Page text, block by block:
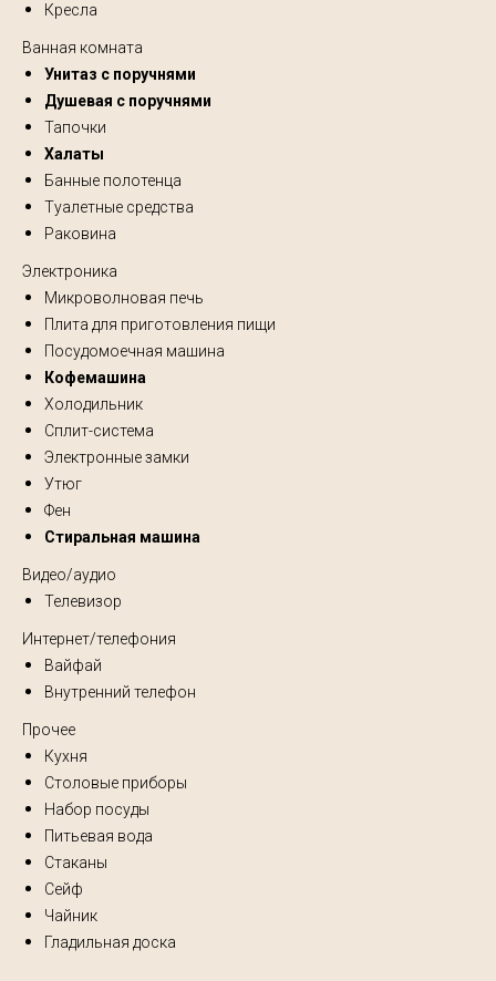
Кресла
Ванная комната
Унитаз с поручнями
Душевая с поручнями
Тапочки
Халаты
Банные полотенца
Туалетные средства
Раковина
Электроника
Микроволновая печь
Плита для приготовления пищи
Посудомоечная машина
Кофемашина
Холодильник
Сплит-система
Электронные замки
Утюг
Фен
Стиральная машина
Видео/аудио
Телевизор
Интернет/телефония
Вайфай
Внутренний телефон
Прочее
Кухня
Столовые приборы
Набор посуды
Питьевая вода
Стаканы
Сейф
Чайник
Гладильная доска